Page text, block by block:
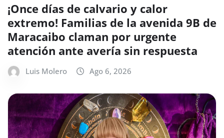
¡Once días de calvario y calor
extremo! Familias de la avenida 9B de
Maracaibo claman por urgente
atención ante avería sin respuesta
Luis Molero Ago 6, 2026